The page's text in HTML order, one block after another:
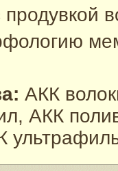
продувкой
АКК
АКК